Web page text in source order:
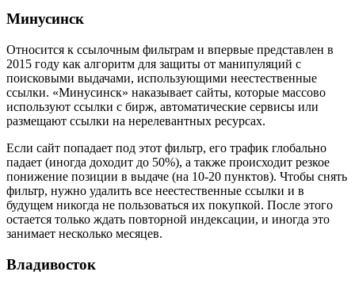
Минусинск
Относится к ссылочным фильтрам и впервые представлен в
2015 году как алгоритм для защиты от манипуляций с
поисковыми выдачами, использующими неестественные
ссылки. «Минусинск» наказывает сайты, которые массово
используют ссылки с бирж, автоматические сервисы или
размещают ссылки на нерелевантных ресурсах.
Если сайт попадает под этот фильтр, его трафик глобально
падает (иногда доходит до 50%), а также происходит резкое
понижение позиции в выдаче (на 10-20 пунктов). Чтобы снять
фильтр, нужно удалить все неестественные ссылки и в
будущем никогда не пользоваться их покупкой. После этого
остается только ждать повторной индексации, и иногда это
занимает несколько месяцев.
Владивосток